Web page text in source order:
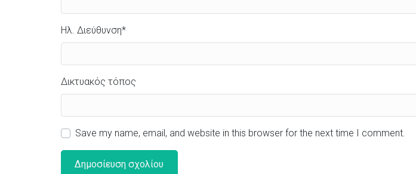
Ηλ. Διεύθυνση*
Δικτυακός τόπος
Save my name, email, and website in this browser for the next time I comment.